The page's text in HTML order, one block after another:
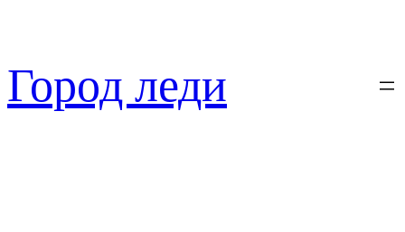
содержимому
Город леди